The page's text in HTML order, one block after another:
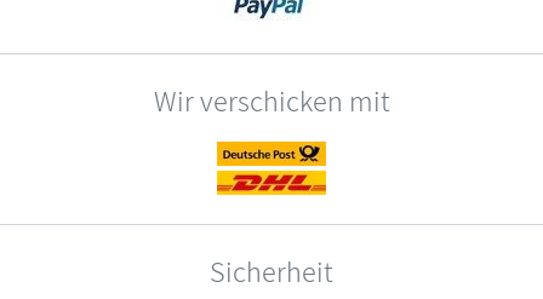
Wir verschicken mit
Sicherheit